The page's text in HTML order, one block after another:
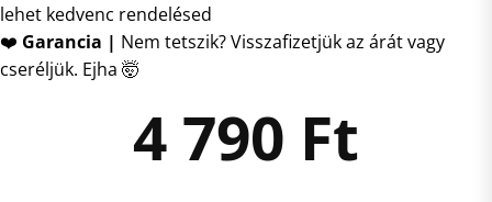
lehet kedvenc rendelésed
❤️ Garancia | Nem tetszik? Visszafizetjük az árát vagy
cseréljük. Ejha 🤯
4 790 Ft